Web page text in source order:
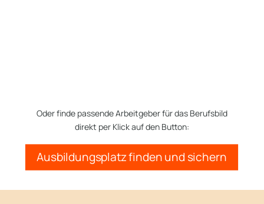
Oder finde passende Arbeitgeber für das Berufsbild
direkt per Klick auf den Button:
Ausbildungsplatz finden und sichern